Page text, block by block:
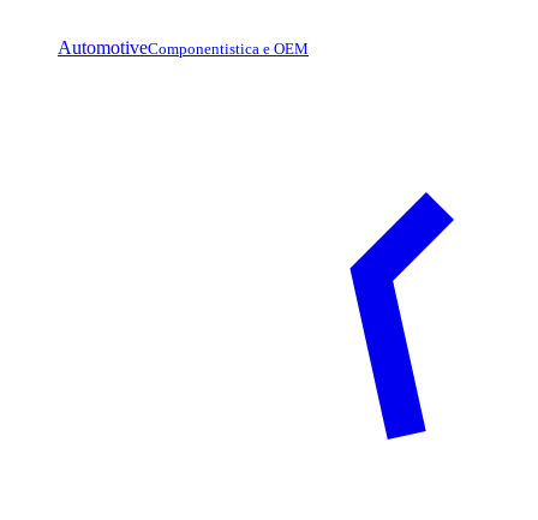
AutomotiveComponentistica e OEM